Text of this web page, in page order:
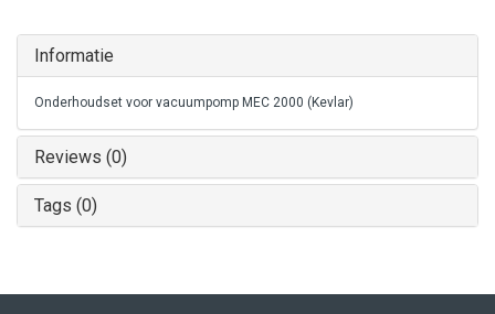
Informatie
Onderhoudset voor vacuumpomp MEC 2000 (Kevlar)
Reviews (0)
Tags (0)